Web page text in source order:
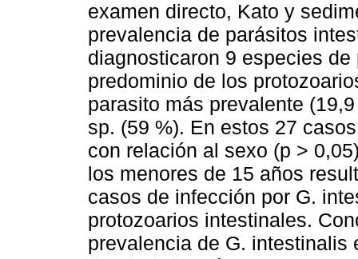
examen directo, Kato y
prevalencia de parásitos
diagnosticaron 9 especies
predominio de los
parasito más prevalente
sp. (59 %). En estos 27
con relación al sexo (p >
los menores de 15 años
casos de infección por G.
protozoarios intestinales.
prevalencia de G. intestinalis